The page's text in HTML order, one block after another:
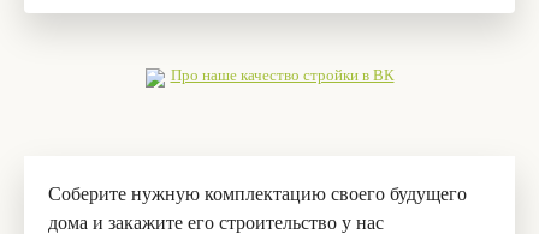
Про наше качество стройки в ВК
Соберите нужную комплектацию своего будущего
дома и закажите его строительство у нас